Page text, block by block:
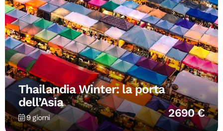
Thailandia Winter: la porta
dell’Asia
9 giorni 2690 €